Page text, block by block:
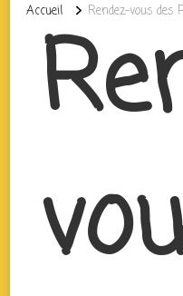
Accueil Rendez-vous des